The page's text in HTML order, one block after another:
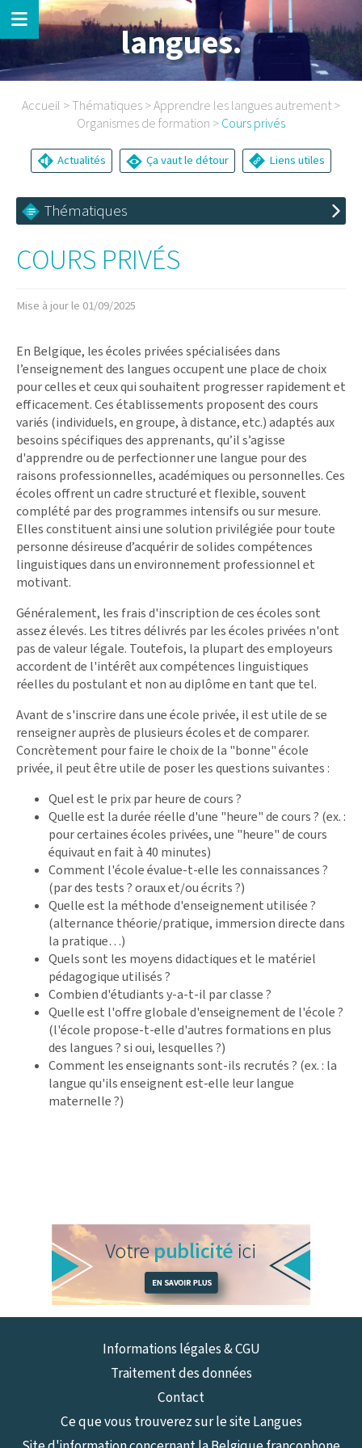
langues.
Accueil >Thématiques>Apprendre les langues autrement>
Organismes de formation >Cours privés
Actualités Ça vaut le détour Liens utiles
Thématiques
COURS PRIVÉS
Mise à jour le 01/09/2025
En Belgique, les écoles privées spécialisées dans
l’enseignement des langues occupent une place de choix
pour celles et ceux qui souhaitent progresser rapidement et
efficacement. Ces établissements proposent des cours
variés (individuels, en groupe, à distance, etc.) adaptés aux
besoins spécifiques des apprenants, qu’il s’agisse
d'apprendre ou de perfectionner une langue pour des
raisons professionnelles, académiques ou personnelles. Ces
écoles offrent un cadre structuré et flexible, souvent
complété par des programmes intensifs ou sur mesure.
Elles constituent ainsi une solution privilégiée pour toute
personne désireuse d’acquérir de solides compétences
linguistiques dans un environnement professionnel et
motivant.
Généralement, les frais d'inscription de ces écoles sont
assez élevés. Les titres délivrés par les écoles privées n'ont
pas de valeur légale. Toutefois, la plupart des employeurs
accordent de l'intérêt aux compétences linguistiques
réelles du postulant et non au diplôme en tant que tel.
Avant de s'inscrire dans une école privée, il est utile de se
renseigner auprès de plusieurs écoles et de comparer.
Concrètement pour faire le choix de la "bonne" école
privée, il peut être utile de poser les questions suivantes :
Quel est le prix par heure de cours ?
Quelle est la durée réelle d'une "heure" de cours ? (ex. :
pour certaines écoles privées, une "heure" de cours
équivaut en fait à 40 minutes)
Comment l'école évalue-t-elle les connaissances ?
(par des tests ? oraux et/ou écrits ?)
Quelle est la méthode d'enseignement utilisée ?
(alternance théorie/pratique, immersion directe dans
la pratique…)
Quels sont les moyens didactiques et le matériel
pédagogique utilisés ?
Combien d'étudiants y-a-t-il par classe ?
Quelle est l'offre globale d'enseignement de l'école ?
(l'école propose-t-elle d'autres formations en plus
des langues ? si oui, lesquelles ?)
Comment les enseignants sont-ils recrutés ? (ex. : la
langue qu'ils enseignent est-elle leur langue
maternelle ?)
Informations légales & CGU
Traitement des données
Contact
Ce que vous trouverez sur le site Langues